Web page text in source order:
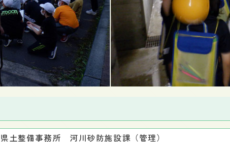
土整備事務所 河川砂防施設課（管理）